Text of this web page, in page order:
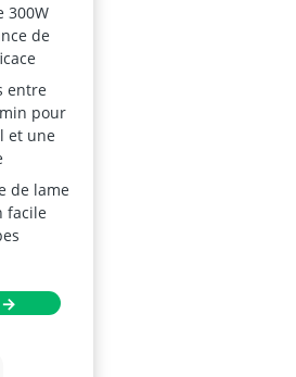
300W
de
entre
pour
et une
de lame
facile
→